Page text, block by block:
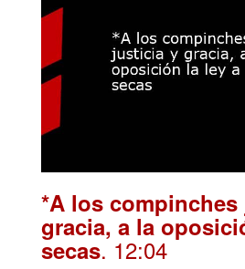
*A los
gracia, a la
secas. 12:04